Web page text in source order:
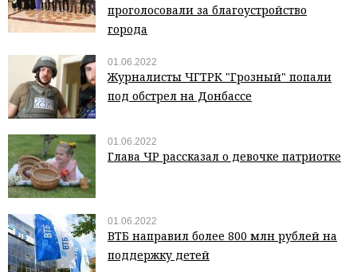
проголосовали за благоустройство
города
01.06.2022
Журналисты ЧГТРК "Грозный" попали
под обстрел на Донбассе
01.06.2022
Глава ЧР рассказал о девочке патриотке
01.06.2022
ВТБ направил более 800 млн рублей на
поддержку детей